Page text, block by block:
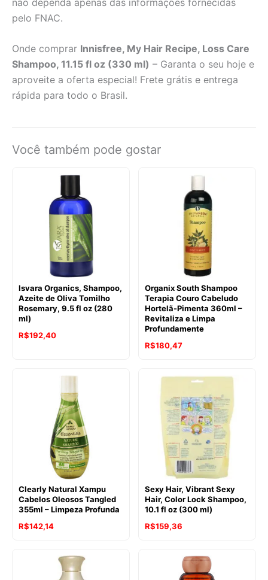
pelo FNAC.
Onde comprar Innisfree, My Hair Recipe, Loss Care
Shampoo, 11.15 fl oz (330 ml) – Garanta o seu hoje e
aproveite a oferta especial! Frete grátis e entrega
rápida para todo o Brasil.
Você também pode gostar
Isvara Organics, Shampoo,
Azeite de Oliva Tomilho
Rosemary, 9.5 fl oz (280
ml)
R$192,40
Organix South Shampoo
Terapia Couro Cabeludo
Hortelã-Pimenta 360ml –
Revitaliza e Limpa
Profundamente
R$180,47
Clearly Natural Xampu
Cabelos Oleosos Tangled
355ml – Limpeza Profunda
R$142,14
Sexy Hair, Vibrant Sexy
Hair, Color Lock Shampoo,
10.1 fl oz (300 ml)
R$159,36